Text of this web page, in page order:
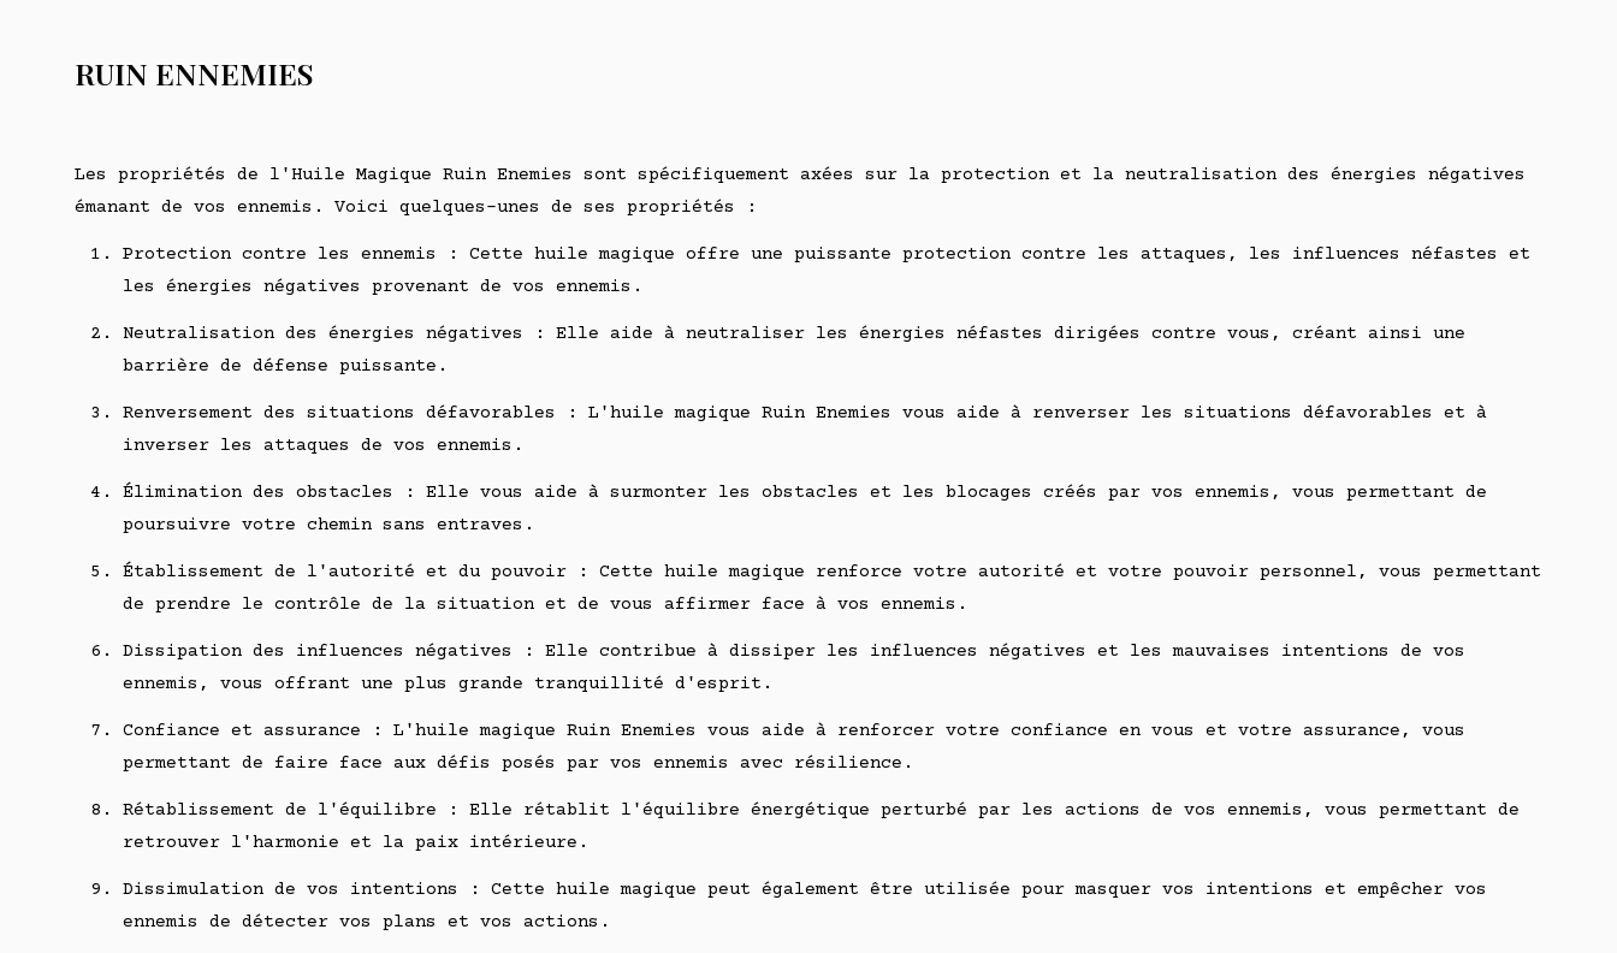
RUIN ENNEMIES
Les propriétés de l'Huile Magique Ruin Enemies sont spécifiquement axées sur la protection et la neutralisation des énergies négatives
émanant de vos ennemis. Voici quelques-unes de ses propriétés :
Protection contre les ennemis : Cette huile magique offre une puissante protection contre les attaques, les influences néfastes et
les énergies négatives provenant de vos ennemis.
Neutralisation des énergies négatives : Elle aide à neutraliser les énergies néfastes dirigées contre vous, créant ainsi une
barrière de défense puissante.
Renversement des situations défavorables : L'huile magique Ruin Enemies vous aide à renverser les situations défavorables et à
inverser les attaques de vos ennemis.
Élimination des obstacles : Elle vous aide à surmonter les obstacles et les blocages créés par vos ennemis, vous permettant de
poursuivre votre chemin sans entraves.
Établissement de l'autorité et du pouvoir : Cette huile magique renforce votre autorité et votre pouvoir personnel, vous permettant
de prendre le contrôle de la situation et de vous affirmer face à vos ennemis.
Dissipation des influences négatives : Elle contribue à dissiper les influences négatives et les mauvaises intentions de vos
ennemis, vous offrant une plus grande tranquillité d'esprit.
Confiance et assurance : L'huile magique Ruin Enemies vous aide à renforcer votre confiance en vous et votre assurance, vous
permettant de faire face aux défis posés par vos ennemis avec résilience.
Rétablissement de l'équilibre : Elle rétablit l'équilibre énergétique perturbé par les actions de vos ennemis, vous permettant de
retrouver l'harmonie et la paix intérieure.
Dissimulation de vos intentions : Cette huile magique peut également être utilisée pour masquer vos intentions et empêcher vos
ennemis de détecter vos plans et vos actions.